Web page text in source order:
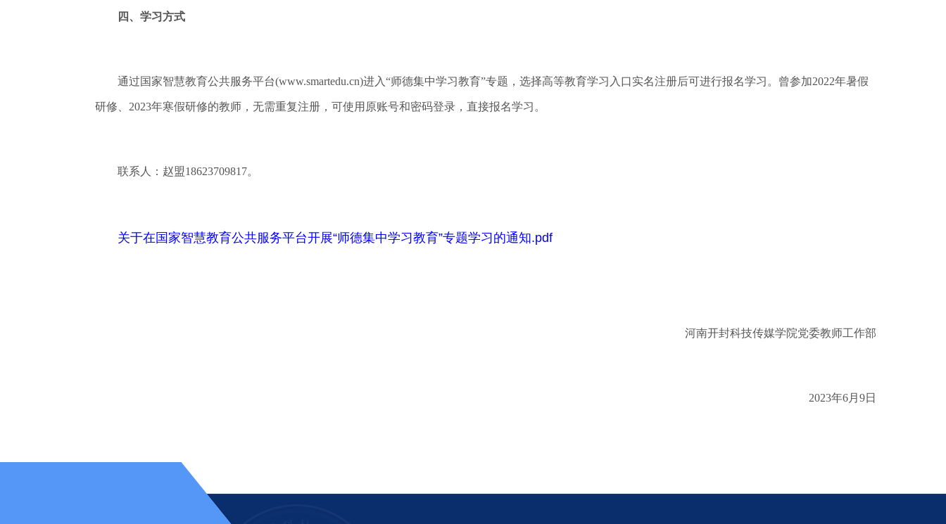
四、学习方式
通过国家智慧教育公共服务平台(www.smartedu.cn)进入“师德集中学习教育”专题，选择高等教育学习入口实名注册后可进行报名学习。曾参加2022年暑假
研修、2023年寒假研修的教师，无需重复注册，可使用原账号和密码登录，直接报名学习。
联系人：赵盟18623709817。
关于在国家智慧教育公共服务平台开展“师德集中学习教育”专题学习的通知.pdf
河南开封科技传媒学院党委教师工作部
2023年6月9日